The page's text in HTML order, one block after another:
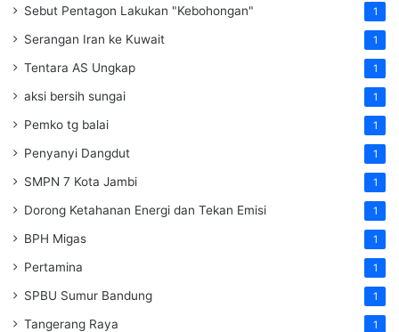
Sebut Pentagon Lakukan "Kebohongan" 1
Serangan Iran ke Kuwait 1
Tentara AS Ungkap 1
aksi bersih sungai 1
Pemko tg balai 1
Penyanyi Dangdut 1
SMPN 7 Kota Jambi 1
Dorong Ketahanan Energi dan Tekan Emisi 1
BPH Migas 1
Pertamina 1
SPBU Sumur Bandung 1
Tangerang Raya 1